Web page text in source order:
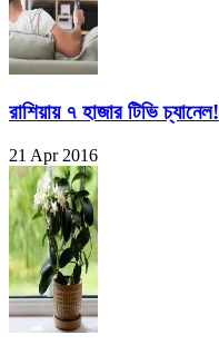
রাশিয়ায় ৭ হাজার টিভি চ্যানেল!
21 Apr 2016